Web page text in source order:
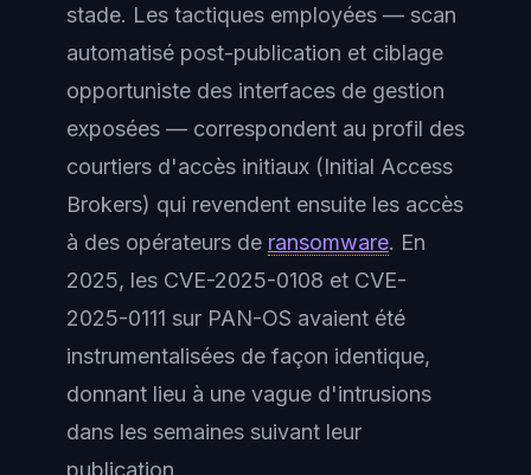
stade. Les tactiques employées — scan
automatisé post-publication et ciblage
opportuniste des interfaces de gestion
exposées — correspondent au profil des
courtiers d'accès initiaux (Initial Access
Brokers) qui revendent ensuite les accès
à des opérateurs de ransomware. En
2025, les CVE-2025-0108 et CVE-
2025-0111 sur PAN-OS avaient été
instrumentalisées de façon identique,
donnant lieu à une vague d'intrusions
dans les semaines suivant leur
publication.